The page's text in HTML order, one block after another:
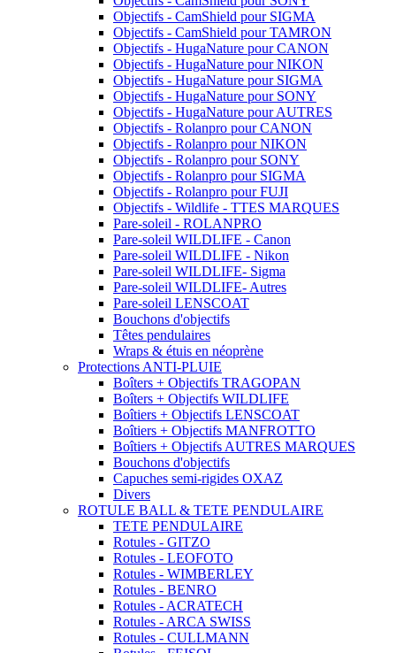
Objectifs - CamShield pour SIGMA
Objectifs - CamShield pour TAMRON
Objectifs - HugaNature pour CANON
Objectifs - HugaNature pour NIKON
Objectifs - HugaNature pour SIGMA
Objectifs - HugaNature pour SONY
Objectifs - HugaNature pour AUTRES
Objectifs - Rolanpro pour CANON
Objectifs - Rolanpro pour NIKON
Objectifs - Rolanpro pour SONY
Objectifs - Rolanpro pour SIGMA
Objectifs - Rolanpro pour FUJI
Objectifs - Wildlife - TTES MARQUES
Pare-soleil - ROLANPRO
Pare-soleil WILDLIFE - Canon
Pare-soleil WILDLIFE - Nikon
Pare-soleil WILDLIFE- Sigma
Pare-soleil WILDLIFE- Autres
Pare-soleil LENSCOAT
Bouchons d'objectifs
Têtes pendulaires
Wraps & étuis en néoprène
Protections ANTI-PLUIE
Boîters + Objectifs TRAGOPAN
Boîters + Objectifs WILDLIFE
Boîtiers + Objectifs LENSCOAT
Boîtiers + Objectifs MANFROTTO
Boîtiers + Objectifs AUTRES MARQUES
Bouchons d'objectifs
Capuches semi-rigides OXAZ
Divers
ROTULE BALL & TETE PENDULAIRE
TETE PENDULAIRE
Rotules - GITZO
Rotules - LEOFOTO
Rotules - WIMBERLEY
Rotules - BENRO
Rotules - ACRATECH
Rotules - ARCA SWISS
Rotules - CULLMANN